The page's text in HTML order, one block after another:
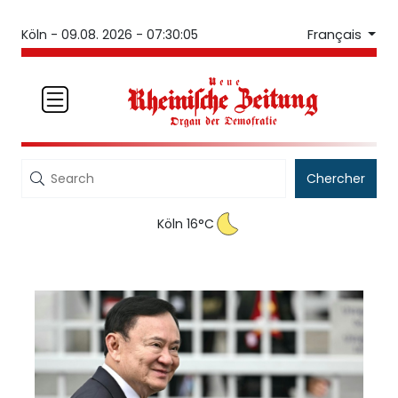
Köln - 09.08. 2026 - 07:30:05 Français
Chercher
Köln 16°C